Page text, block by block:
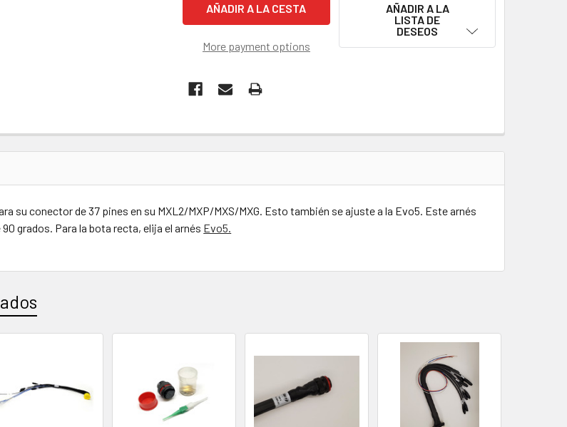
More payment options
AÑADIR A LA
LISTA DE
DESEOS
su conector de 37 pines en su MXL2/MXP/MXS/MXG. Esto también se ajuste a la Evo5. Este arnés
grados. Para la bota recta, elija el arnés Evo5.